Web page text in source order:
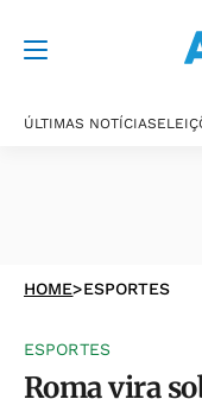
ÚLTIMAS NOTÍCIAS
HOME>ESPORTES
ESPORTES
Roma vira